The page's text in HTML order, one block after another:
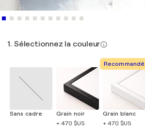
1. Sélectionnez la couleur
Sans cadre
Grain noir
+ 470 $US
Recommandé
Grain blanc
+ 470 $US